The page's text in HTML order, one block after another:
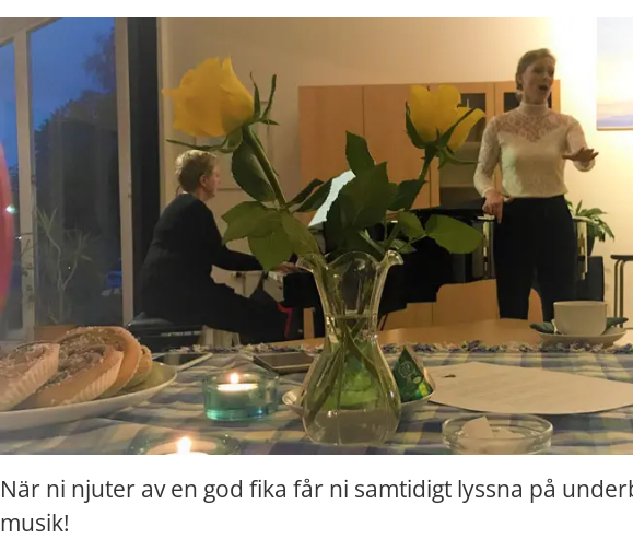
När ni njuter av en god fika får ni samtidigt lyssna på
musik!